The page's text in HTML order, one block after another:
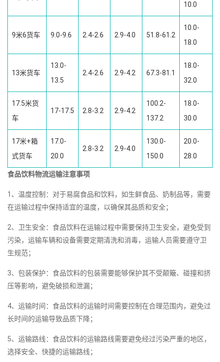
10.0
9米6货车 9.0-9.6 2.4-2.6 2.9-4.0 51.8-61.2
10.0-
18.0
13米货车
13.0-
13.5
2.4-2.6 2.9-4.2 67.3-81.1
18.0-
32.0
17.5米货
车
17-17.5 2.8-3.2 2.9-4.2
100.2-
137.2
18.0-
30.0
17米+箱
式货车
17.0-
20.0
2.8-3.2 2.9-4.0
130.0-
150.0
20.0-
28.0
食品饮料物流运输注意事项
1、温度控制：对于易腐食品和饮料，如生鲜食品、奶制品等，需要
在运输过程中保持适宜的温度，以确保其品质和安全；
2、卫生安全：食品饮料在运输过程中需要保持卫生安全，避免受到
污染，运输车辆和设备需要定期清洗和消毒，运输人员需要遵守卫
生规范；
3、包装保护：食品饮料的包装需要能够保护其不受颠簸、碰撞和挤
压等影响，避免破损和泄漏；
4、运输时间：食品饮料的运输时间需要控制在合理范围内，避免过
长时间的运输导致品质下降；
5、运输路线：食品饮料的运输路线需要避免经过污染严重的地区，
选择安全、快捷的运输路线；